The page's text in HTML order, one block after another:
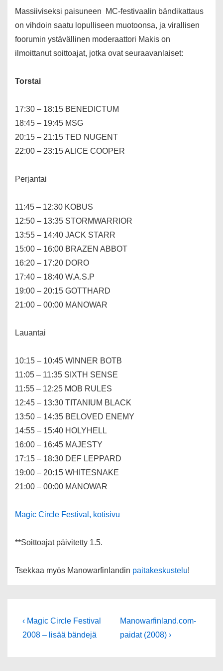
Massiiviseksi paisuneen MC-festivaalin bändikattaus
on vihdoin saatu lopulliseen muotoonsa, ja virallisen
foorumin ystävällinen moderaattori Makis on
ilmoittanut soittoajat, jotka ovat seuraavanlaiset:
Torstai
17:30 – 18:15 BENEDICTUM
18:45 – 19:45 MSG
20:15 – 21:15 TED NUGENT
22:00 – 23:15 ALICE COOPER
Perjantai
11:45 – 12:30 KOBUS
12:50 – 13:35 STORMWARRIOR
13:55 – 14:40 JACK STARR
15:00 – 16:00 BRAZEN ABBOT
16:20 – 17:20 DORO
17:40 – 18:40 W.A.S.P
19:00 – 20:15 GOTTHARD
21:00 – 00:00 MANOWAR
Lauantai
10:15 – 10:45 WINNER BOTB
11:05 – 11:35 SIXTH SENSE
11:55 – 12:25 MOB RULES
12:45 – 13:30 TITANIUM BLACK
13:50 – 14:35 BELOVED ENEMY
14:55 – 15:40 HOLYHELL
16:00 – 16:45 MAJESTY
17:15 – 18:30 DEF LEPPARD
19:00 – 20:15 WHITESNAKE
21:00 – 00:00 MANOWAR
Magic Circle Festival, kotisivu
**Soittoajat päivitetty 1.5.
Tsekkaa myös Manowarfinlandin paitakeskustelu!
Artikkelien
selaus
Edellinen
‹ Magic Circle Festival
2008 – lisää bändejä
Seuraava
artikkeli
Manowarfinland.com-
paidat (2008) ›